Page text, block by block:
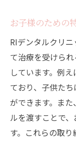
お子様のための
RIデンタルクリ
て治療を受けら
しています。例
ており、子供た
ができます。ま
ルを渡すことで
す。これらの取